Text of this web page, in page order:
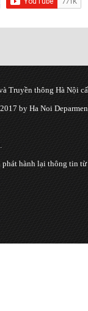
Truyền thông Hà Nội
by Ha Noi
hành lại thông tin từ